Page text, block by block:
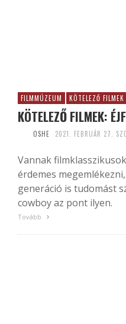
FILMMÚZEUM KÖTELEZŐ FILMEK
KÖTELEZŐ FILMEK:
OSHE 2021. FEBRUÁR 27.
Vannak
érdemes
generáció is tudomást
cowboy az pont ilyen.
Tovább